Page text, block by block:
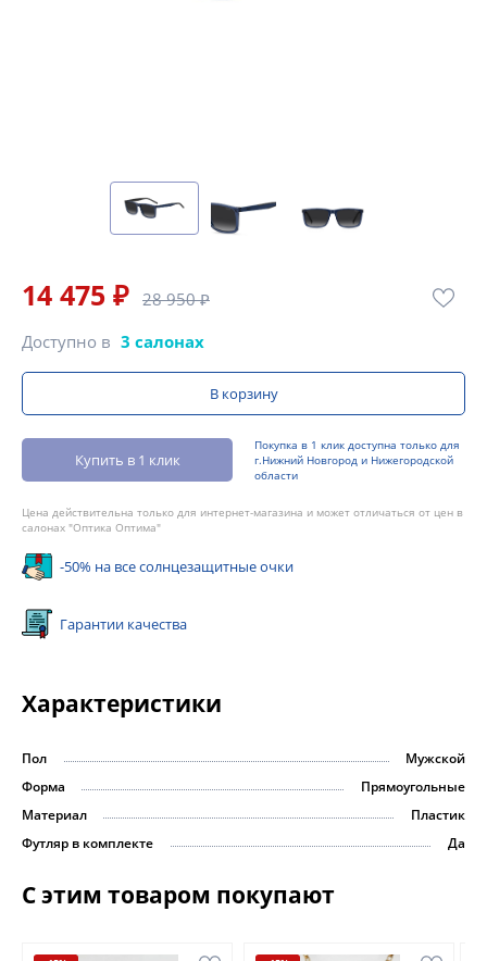
14 475 ₽ 28 950 ₽
Доступно в 3 салонах
В корзину
Купить в 1 клик
Покупка в 1 клик доступна только для
г.Нижний Новгород и Нижегородской
области
Цена действительна только для интернет-магазина и может отличаться от цен в
салонах "Оптика Оптима"
-50% на все солнцезащитные очки
Гарантии качества
Характеристики
Пол
Мужской
Форма
Прямоугольные
Материал
Пластик
Футляр в комплекте
Да
С этим товаром покупают